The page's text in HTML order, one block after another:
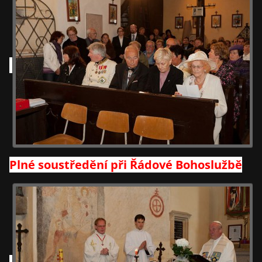
Plné soustředění při Řádové Bohoslužbě